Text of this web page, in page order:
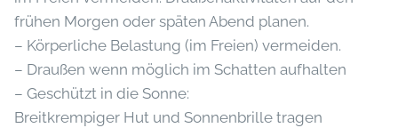
frühen Morgen oder späten Abend planen.
– Körperliche Belastung (im Freien) vermeiden.
– Draußen wenn möglich im Schatten aufhalten
– Geschützt in die Sonne:
Breitkrempiger Hut und Sonnenbrille tragen